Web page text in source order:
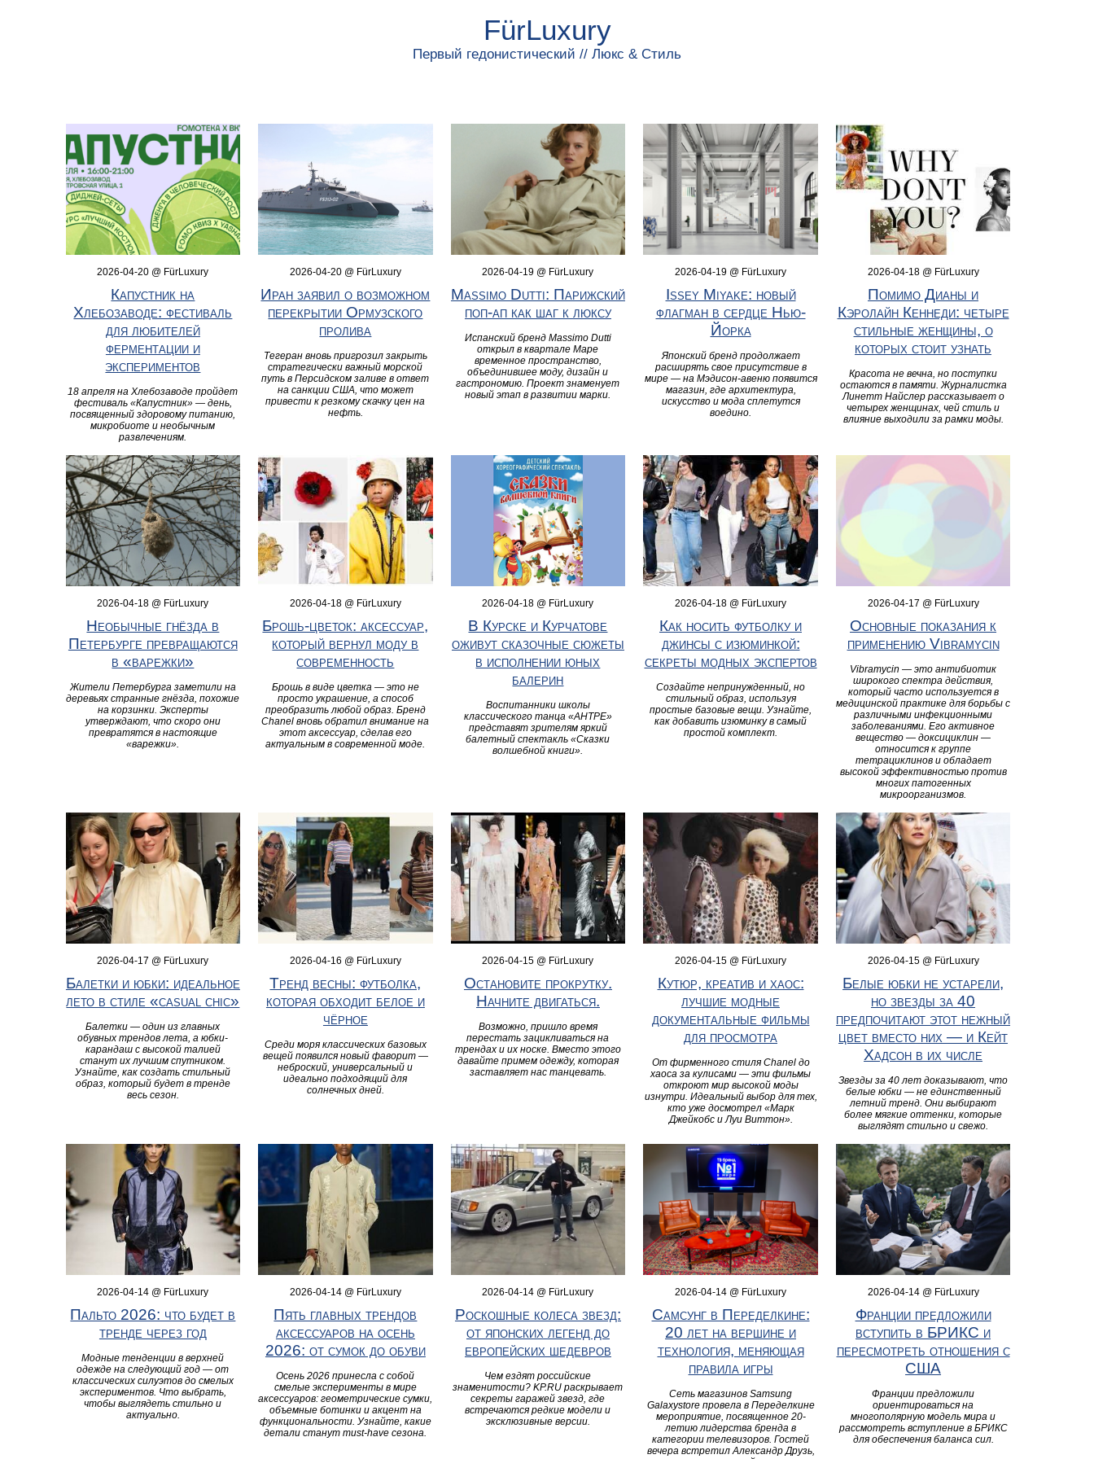
FürLuxury
Первый гедонистический // Люкс & Стиль
2026-04-20 @ FürLuxury
Капустник на
Хлебозаводе: фестиваль
для любителей
ферментации и
экспериментов
18 апреля на Хлебозаводе пройдет
фестиваль «Капустник» — день,
посвященный здоровому питанию,
микробиоте и необычным
развлечениям.
2026-04-20 @ FürLuxury
Иран заявил о возможном
перекрытии Ормузского
пролива
Тегеран вновь пригрозил закрыть
стратегически важный морской
путь в Персидском заливе в ответ
на санкции США, что может
привести к резкому скачку цен на
нефть.
2026-04-19 @ FürLuxury
Massimo Dutti: Парижский
поп-ап как шаг к люксу
Испанский бренд Massimo Dutti
открыл в квартале Маре
временное пространство,
объединившее моду, дизайн и
гастрономию. Проект знаменует
новый этап в развитии марки.
2026-04-19 @ FürLuxury
Issey Miyake: новый
флагман в сердце Нью-
Йорка
Японский бренд продолжает
расширять свое присутствие в
мире — на Мэдисон-авеню появится
магазин, где архитектура,
искусство и мода сплетутся
воедино.
2026-04-18 @ FürLuxury
Помимо Дианы и
Кэролайн Кеннеди: четыре
стильные женщины, о
которых стоит узнать
Красота не вечна, но поступки
остаются в памяти. Журналистка
Линетт Найслер рассказывает о
четырех женщинах, чей стиль и
влияние выходили за рамки моды.
2026-04-18 @ FürLuxury
Необычные гнёзда в
Петербурге превращаются
в «варежки»
Жители Петербурга заметили на
деревьях странные гнёзда, похожие
на корзинки. Эксперты
утверждают, что скоро они
превратятся в настоящие
«варежки».
2026-04-18 @ FürLuxury
Брошь-цветок: аксессуар,
который вернул моду в
современность
Брошь в виде цветка — это не
просто украшение, а способ
преобразить любой образ. Бренд
Chanel вновь обратил внимание на
этот аксессуар, сделав его
актуальным в современной моде.
2026-04-18 @ FürLuxury
В Курске и Курчатове
оживут сказочные сюжеты
в исполнении юных
балерин
Воспитанники школы
классического танца «АНТРЕ»
представят зрителям яркий
балетный спектакль «Сказки
волшебной книги».
2026-04-18 @ FürLuxury
Как носить футболку и
джинсы с изюминкой:
секреты модных экспертов
Создайте непринужденный, но
стильный образ, используя
простые базовые вещи. Узнайте,
как добавить изюминку в самый
простой комплект.
2026-04-17 @ FürLuxury
Основные показания к
применению Vibramycin
Vibramycin — это антибиотик
широкого спектра действия,
который часто используется в
медицинской практике для борьбы с
различными инфекционными
заболеваниями. Его активное
вещество — доксициклин —
относится к группе
тетрациклинов и обладает
высокой эффективностью против
многих патогенных
микроорганизмов.
2026-04-17 @ FürLuxury
Балетки и юбки: идеальное
лето в стиле «casual chic»
Балетки — один из главных
обувных трендов лета, а юбки-
карандаш с высокой талией
станут их лучшим спутником.
Узнайте, как создать стильный
образ, который будет в тренде
весь сезон.
2026-04-16 @ FürLuxury
Тренд весны: футболка,
которая обходит белое и
чёрное
Среди моря классических базовых
вещей появился новый фаворит —
неброский, универсальный и
идеально подходящий для
солнечных дней.
2026-04-15 @ FürLuxury
Остановите прокрутку.
Начните двигаться.
Возможно, пришло время
перестать зацикливаться на
трендах и их носке. Вместо этого
давайте примем одежду, которая
заставляет нас танцевать.
2026-04-15 @ FürLuxury
Кутюр, креатив и хаос:
лучшие модные
документальные фильмы
для просмотра
От фирменного стиля Chanel до
хаоса за кулисами — эти фильмы
откроют мир высокой моды
изнутри. Идеальный выбор для тех,
кто уже досмотрел «Марк
Джейкобс и Луи Виттон».
2026-04-15 @ FürLuxury
Белые юбки не устарели,
но звезды за 40
предпочитают этот нежный
цвет вместо них — и Кейт
Хадсон в их числе
Звезды за 40 лет доказывают, что
белые юбки — не единственный
летний тренд. Они выбирают
более мягкие оттенки, которые
выглядят стильно и свежо.
2026-04-14 @ FürLuxury
Пальто 2026: что будет в
тренде через год
Модные тенденции в верхней
одежде на следующий год — от
классических силуэтов до смелых
экспериментов. Что выбрать,
чтобы выглядеть стильно и
актуально.
2026-04-14 @ FürLuxury
Пять главных трендов
аксессуаров на осень
2026: от сумок до обуви
Осень 2026 принесла с собой
смелые эксперименты в мире
аксессуаров: геометрические сумки,
объемные ботинки и акцент на
функциональности. Узнайте, какие
детали станут must-have сезона.
2026-04-14 @ FürLuxury
Роскошные колеса звезд:
от японских легенд до
европейских шедевров
Чем ездят российские
знаменитости? KP.RU раскрывает
секреты гаражей звезд, где
встречаются редкие модели и
эксклюзивные версии.
2026-04-14 @ FürLuxury
Самсунг в Переделкине:
20 лет на вершине и
технология, меняющая
правила игры
Сеть магазинов Samsung
Galaxystore провела в Переделкине
мероприятие, посвященное 20-
летию лидерства бренда в
категории телевизоров. Гостей
вечера встретил Александр Друзь,
2026-04-14 @ FürLuxury
Франции предложили
вступить в БРИКС и
пересмотреть отношения с
США
Франции предложили
ориентироваться на
многополярную модель мира и
рассмотреть вступление в БРИКС
для обеспечения баланса сил.